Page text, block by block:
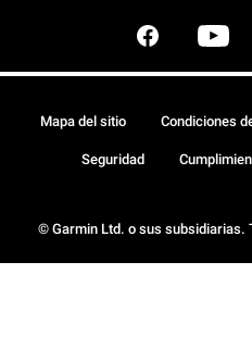
© Garmin Ltd. o sus subsidiarias.
Mapa del sitio Condiciones
Seguridad